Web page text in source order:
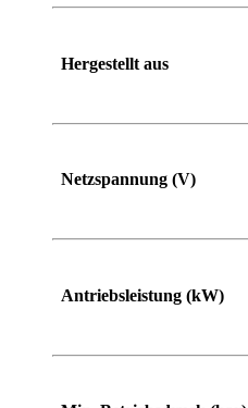
Hergestellt aus
Netzspannung (V)
Antriebsleistung (kW)